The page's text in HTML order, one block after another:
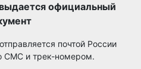
официальный
почтой России
СМС и трек-номером.